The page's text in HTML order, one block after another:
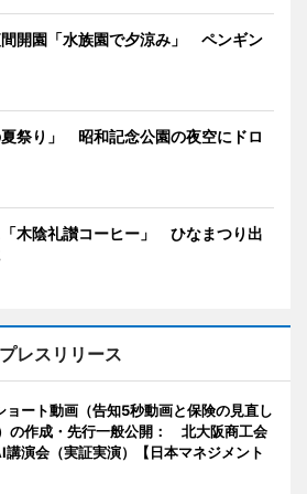
開園「水族園で夕涼み」 ペンギン
祭り」 昭和記念公園の夜空にドロ
木陰礼讃コーヒー」 ひなまつり出
プレスリリース
ート動画（告知5秒動画と保険の見直し
の作成・先行一般公開： 北大阪商工会
演会（実証実演）【日本マネジメント